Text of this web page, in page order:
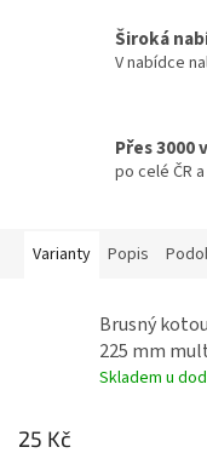
Široká
V nabídce
Přes 3000
po celé ČR a
Varianty Popis
Brusný
225 mm
Skladem u
25 Kč